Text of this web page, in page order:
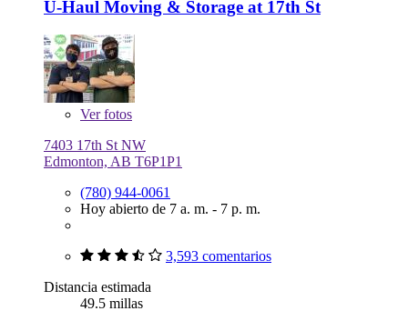
U-Haul Moving & Storage at 17th St
Verfotos
7403 17th St NW
Edmonton, AB T6P1P1
(780) 944-0061
Hoy abierto de 7 a. m. - 7 p. m.
3,593 comentarios
Distancia estimada
49.5 millas